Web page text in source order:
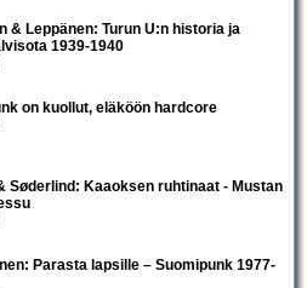
& Leppänen: Turun U:n historia ja
1939-1940
on kuollut, eläköön hardcore
Søderlind: Kaaoksen ruhtinaat - Mustan
Parasta lapsille – Suomipunk 1977-